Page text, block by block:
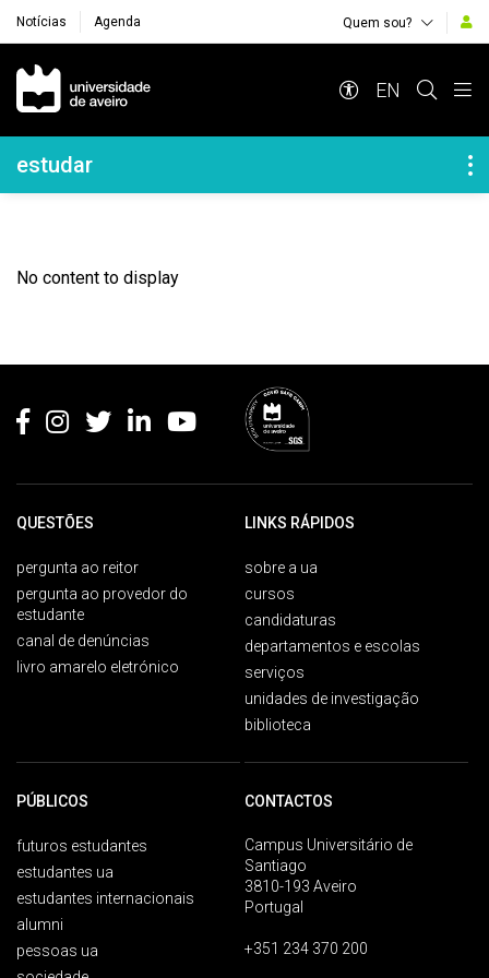
Notícias Agenda Quem sou?
Navegação Principal
EN
Navegação Lateral
estudar
No content to display
QUESTÕES
pergunta ao reitor
pergunta ao provedor do
estudante
canal de denúncias
livro amarelo eletrónico
LINKS RÁPIDOS
sobre a ua
cursos
candidaturas
departamentos e escolas
serviços
unidades de investigação
biblioteca
PÚBLICOS
futuros estudantes
estudantes ua
estudantes internacionais
alumni
pessoas ua
CONTACTOS
Campus Universitário de
Santiago
3810-193 Aveiro
Portugal
+351 234 370 200